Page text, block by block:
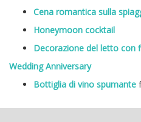
Cena romantica sulla
Honeymoon cocktail
Decorazione del letto con
Wedding Anniversary
Bottiglia di vino spumante